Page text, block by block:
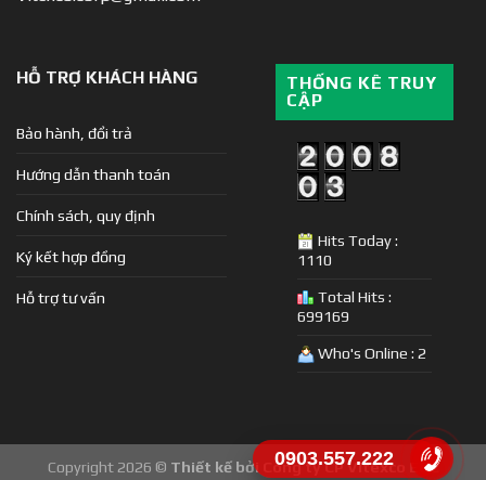
HỖ TRỢ KHÁCH HÀNG
Bảo hành, đổi trả
Hướng dẫn thanh toán
Chính sách, quy định
Ký kết hợp đồng
Hỗ trợ tư vấn
THỐNG KÊ TRUY
CẬP
Hits Today :
1110
Total Hits :
699169
Who's Online : 2
Copyright 2026 © Thiết kế bởi Công ty CP Vitexco E&C
0903.557.222